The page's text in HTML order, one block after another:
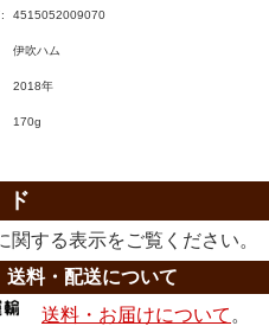
4515052009070
伊吹ハム
2018年
170g
関する表示をご覧ください。
送料・配送について
送料・お届けについて 。